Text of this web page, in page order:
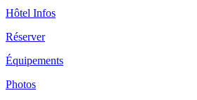
Hôtel Infos
Réserver
Équipements
Photos